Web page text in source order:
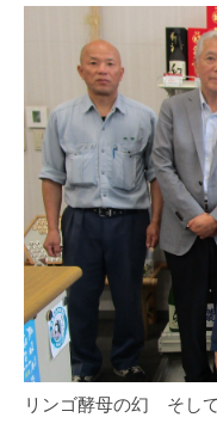
リンゴ酵母の幻 そし